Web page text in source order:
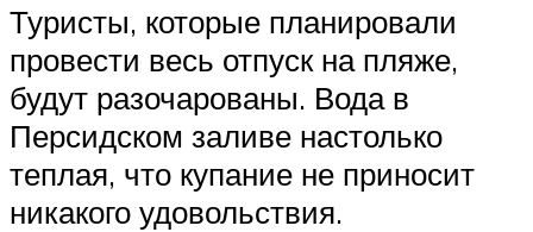
Туристы, которые планировали
провести весь отпуск на пляже,
будут разочарованы. Вода в
Персидском заливе настолько
теплая, что купание не приносит
никакого удовольствия.